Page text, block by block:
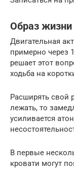
Образ жизни
Двигательная
примерно через
решает этот
ходьба на
Расширять свой
лежать, то
усиливается
В первые
кровати могут